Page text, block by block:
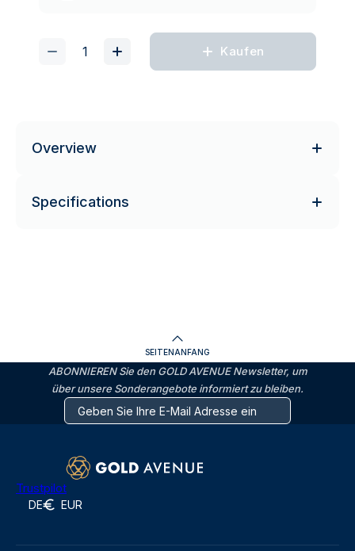
Kaufen
Overview
Specifications
SEITENANFANG
ABONNIEREN Sie den GOLD AVENUE Newsletter, um
über unsere Sonderangebote informiert zu bleiben.
Trustpilot
DE EUR